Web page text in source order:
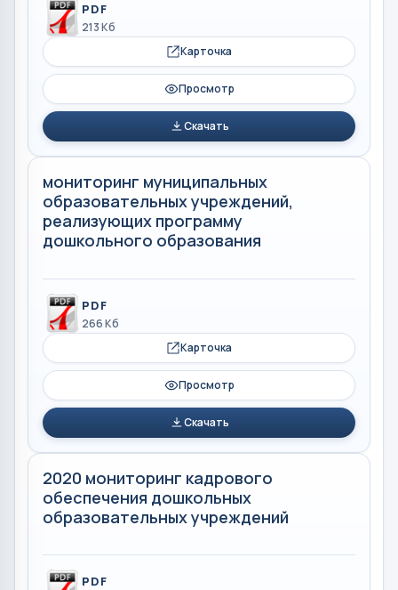
PDF
213 Кб
Карточка
Просмотр
Скачать
мониторинг муниципальных
образовательных учреждений,
реализующих программу
дошкольного образования
PDF
266 Кб
Карточка
Просмотр
Скачать
2020 мониторинг кадрового
обеспечения дошкольных
образовательных учреждений
PDF